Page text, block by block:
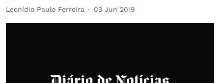
Leonídio Paulo Ferreira 03 Jun 2019